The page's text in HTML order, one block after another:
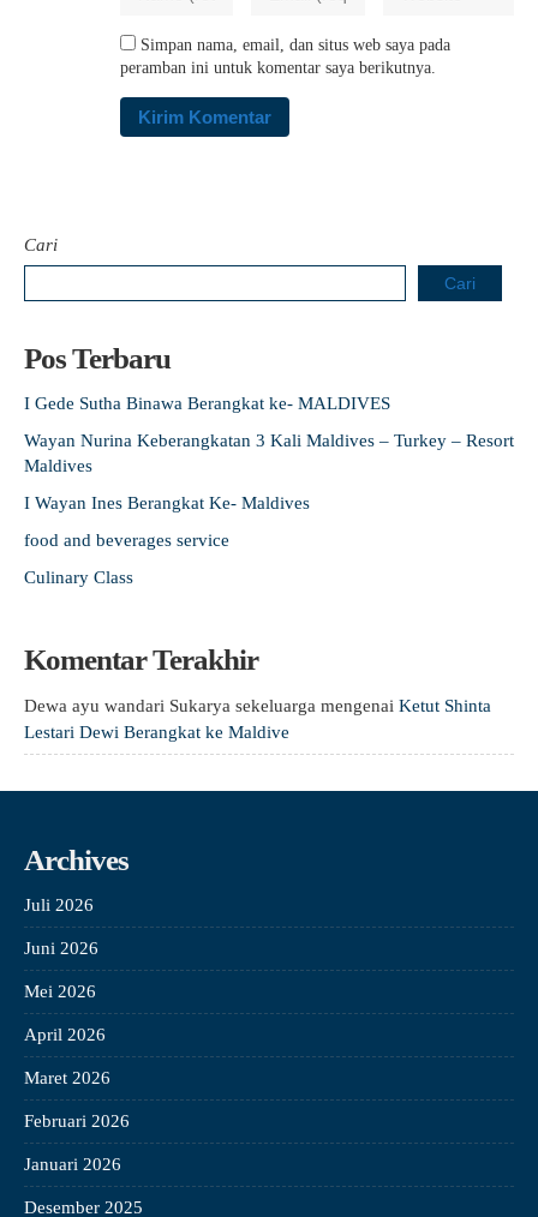
Simpan nama, email, dan situs web saya pada
peramban ini untuk komentar saya berikutnya.
Cari
Cari
Pos Terbaru
I Gede Sutha Binawa Berangkat ke- MALDIVES
Wayan Nurina Keberangkatan 3 Kali Maldives – Turkey – Resort
Maldives
I Wayan Ines Berangkat Ke- Maldives
food and beverages service
Culinary Class
Komentar Terakhir
Dewa ayu wandari Sukarya sekeluarga mengenai Ketut Shinta
Lestari Dewi Berangkat ke Maldive
Archives
Juli 2026
Juni 2026
Mei 2026
April 2026
Maret 2026
Februari 2026
Januari 2026
Desember 2025